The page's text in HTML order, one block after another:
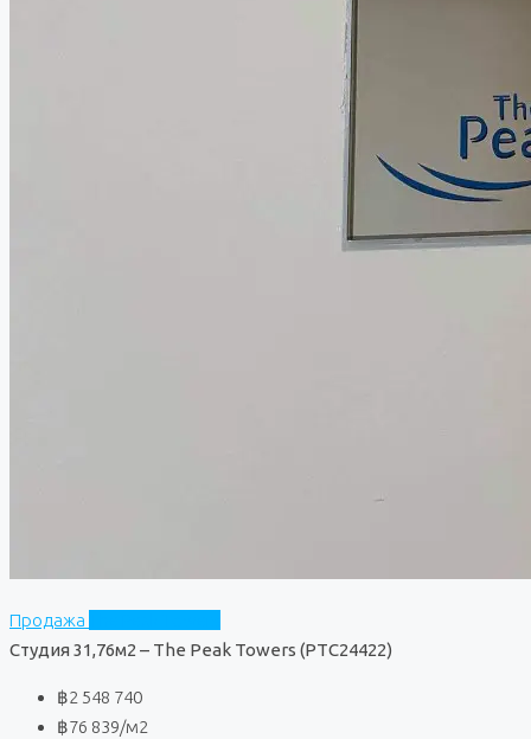
Продажа
Студия 31,76м2 – The Peak Towers (PTC24422)
฿2 548 740
฿76 839/м2